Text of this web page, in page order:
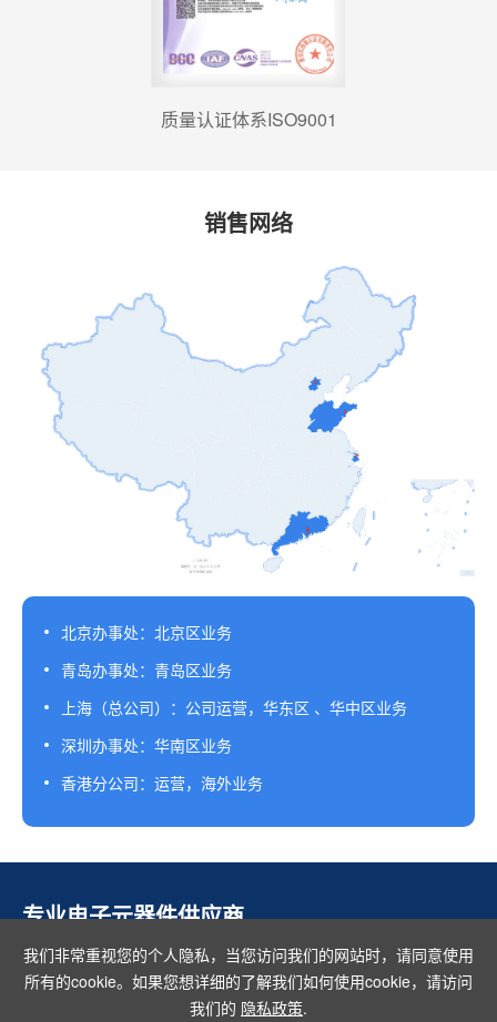
我们非常重视您的个人隐私，当您访问我们的网站时，请同意使用
所有的cookie。如果您想详细的了解我们如何使用cookie，请访问
我们的 隐私政策.
质量认证体系ISO9001
销售网络
北京办事处：北京区业务
青岛办事处：青岛区业务
上海（总公司）：公司运营，华东区 、华中区业务
深圳办事处：华南区业务
香港分公司：运营，海外业务
专业电子元器件供应商